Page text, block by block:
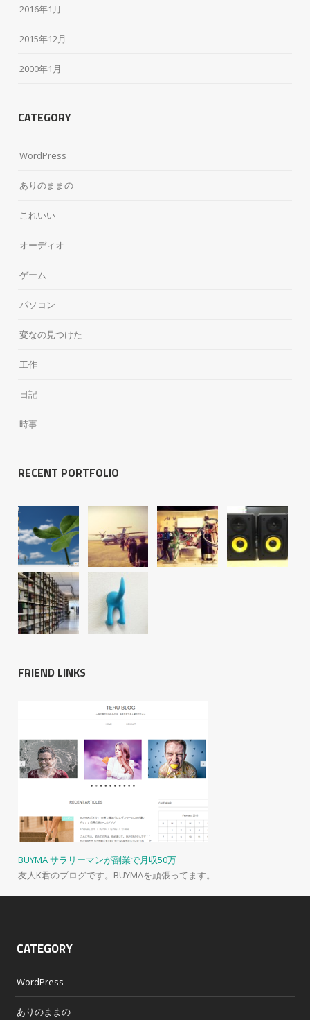
2016年1月
2015年12月
2000年1月
CATEGORY
WordPress
ありのままの
これいい
オーディオ
ゲーム
パソコン
変なの見つけた
工作
日記
時事
RECENT PORTFOLIO
FRIEND LINKS
BUYMA サラリーマンが副業で月収50万
友人K君のブログです。BUYMAを頑張ってます。
CATEGORY
WordPress
ありのままの